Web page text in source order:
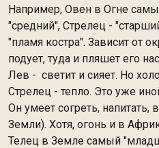
Например, Овен в Огне
"средний", Стрелец -
"пламя костра". Зависит от
подует, туда и пляшет его
Лев - светит и сияет. Но
Стрелец - тепло. Это уже
Он умеет согреть, напитать,
Земли). Хотя, огонь и в
Телец в Земле самый